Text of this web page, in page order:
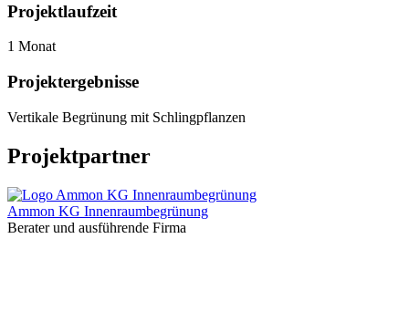
Projektlaufzeit
1 Monat
Projektergebnisse
Vertikale Begrünung mit Schlingpflanzen
Projektpartner
Ammon KG Innenraumbegrünung
Berater und ausführende Firma